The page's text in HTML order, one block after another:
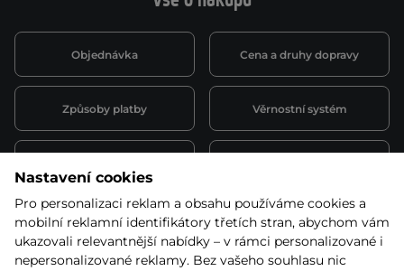
Objednávka Cena a druhy dopravy
Způsoby platby Věrnostní systém
Půjčovna
obchodní podmínky
Kariéra
Nastavení cookies
Pro personalizaci reklam a obsahu používáme cookies a
mobilní reklamní identifikátory třetích stran, abychom vám
ukazovali relevantnější nabídky – v rámci personalizované i
nepersonalizované reklamy. Bez vašeho souhlasu nic